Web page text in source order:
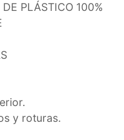
PLÁSTICO 100%
y roturas.